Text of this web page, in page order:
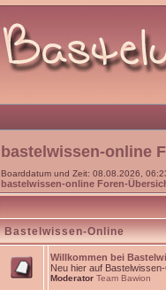
bastelwissen-online
Boarddatum und Zeit: 08.08.2026,
bastelwissen-online Foren-
Bastelwissen-Online
Willkommen bei
Neu hier auf
Moderator Team Bawion